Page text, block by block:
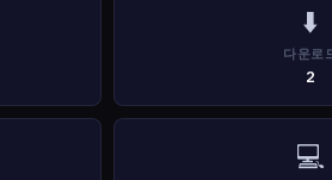
⬇️
다운로
2
💻